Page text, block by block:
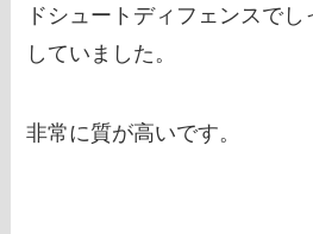
ドシュートディフェンスで
していました。
非常に質が高いです。